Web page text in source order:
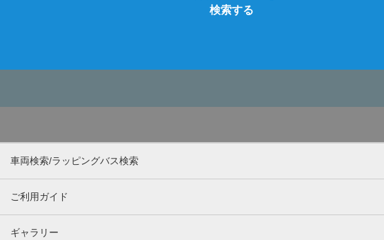
検索する
車両検索/ラッピングバス検索
ご利用ガイド
ギャラリー